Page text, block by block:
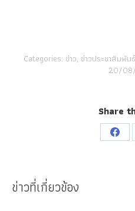
Categories: ข่าว, ข่าวประชาสัมพันธ์
20/
Share
ข่าวที่เกี่ยวข้อง